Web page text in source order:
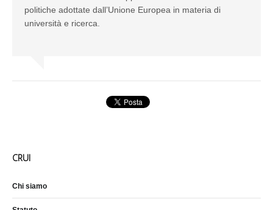
politiche adottate dall’Unione Europea in materia di
università e ricerca.
CRUI
Chi siamo